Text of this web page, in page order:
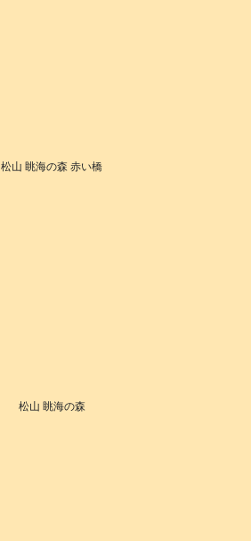
松山 眺海の森 赤い橋
松山 眺海の森